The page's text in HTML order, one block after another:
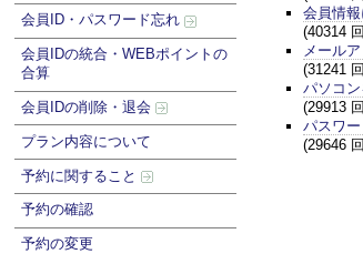
会員ID・パスワード忘れ
会員IDの統合・WEBポイントの
合算
会員IDの削除・退会
プラン内容について
予約に関すること
予約の確認
予約の変更
会員情
(40314
メール
(31241
パソコ
(29913
パスワー
(29646